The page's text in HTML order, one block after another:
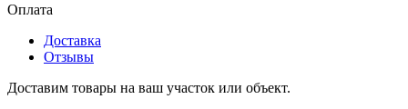
Оплата
Доставка
Отзывы
Доставим товары на ваш участок или объект.